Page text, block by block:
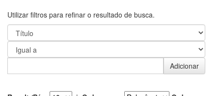
Utilizar filtros para refinar o resultado de busca.